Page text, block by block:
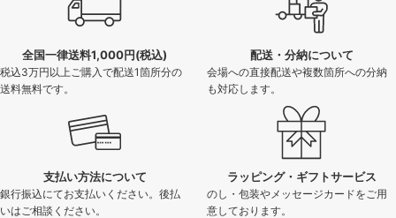
全国一律送料1,000円(税込)
税込3万円以上ご購入で配送1箇所分の
送料無料です。
配送・分納について
会場への直接配送や複数箇所への分納
も対応します。
支払い方法について
銀行振込にてお支払いください。後払
いはご相談ください。
ラッピング・ギフトサービス
のし・包装やメッセージカードをご用
意しております。